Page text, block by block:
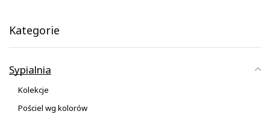
Kategorie
Sypialnia
Kolekcje
Pościel wg kolorów